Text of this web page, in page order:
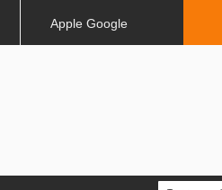
Apple Google